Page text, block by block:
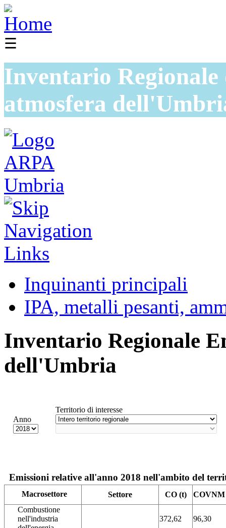
☰
Inventario
atmosfera
Inquinanti principali
IPA, metalli pesanti,
Inventario Regionale
dell'Umbria
Anno
Territorio di interesse
Emissioni relative all'anno 2018 nell'ambito del
Macrosettore Settore CO (t)
COVNM
Combustione
nell'industria
372,62 96,30